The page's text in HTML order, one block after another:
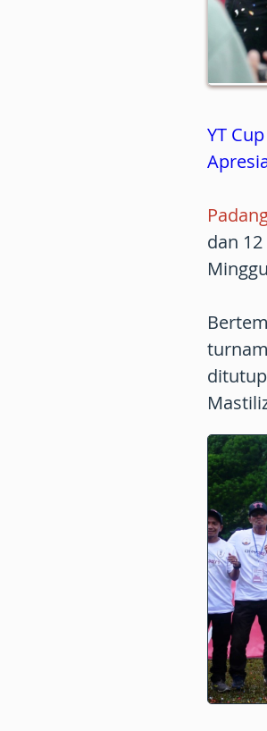
YT
dan